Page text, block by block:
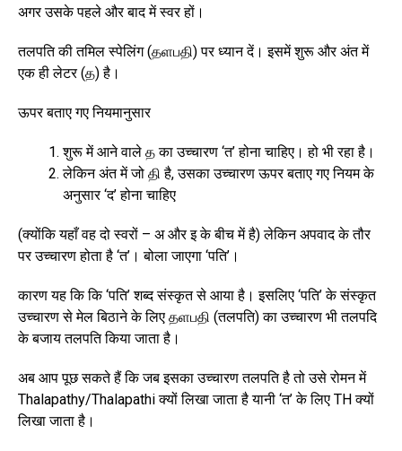
अगर उसके पहले और बाद में स्वर हों।
तलपति की तमिल स्पेलिंग (தளபதி) पर ध्यान दें। इसमें शुरू और अंत में
एक ही लेटर (த) है।
ऊपर बताए गए नियमानुसार
शुरू में आने वाले த का उच्चारण ‘त’ होना चाहिए। हो भी रहा है।
लेकिन अंत में जो தி है, उसका उच्चारण ऊपर बताए गए नियम के
अनुसार ‘द’ होना चाहिए
(क्योंकि यहाँ वह दो स्वरों – अ और इ के बीच में है) लेकिन अपवाद के तौर
पर उच्चारण होता है ‘त’। बोला जाएगा ‘पति’।
कारण यह कि कि ‘पति’ शब्द संस्कृत से आया है। इसलिए ‘पति’ के संस्कृत
उच्चारण से मेल बिठाने के लिए தளபதி (तलपति) का उच्चारण भी तलपदि
के बजाय तलपति किया जाता है।
अब आप पूछ सकते हैं कि जब इसका उच्चारण तलपति है तो उसे रोमन में
Thalapathy/Thalapathi क्यों लिखा जाता है यानी ‘त’ के लिए TH क्यों
लिखा जाता है।